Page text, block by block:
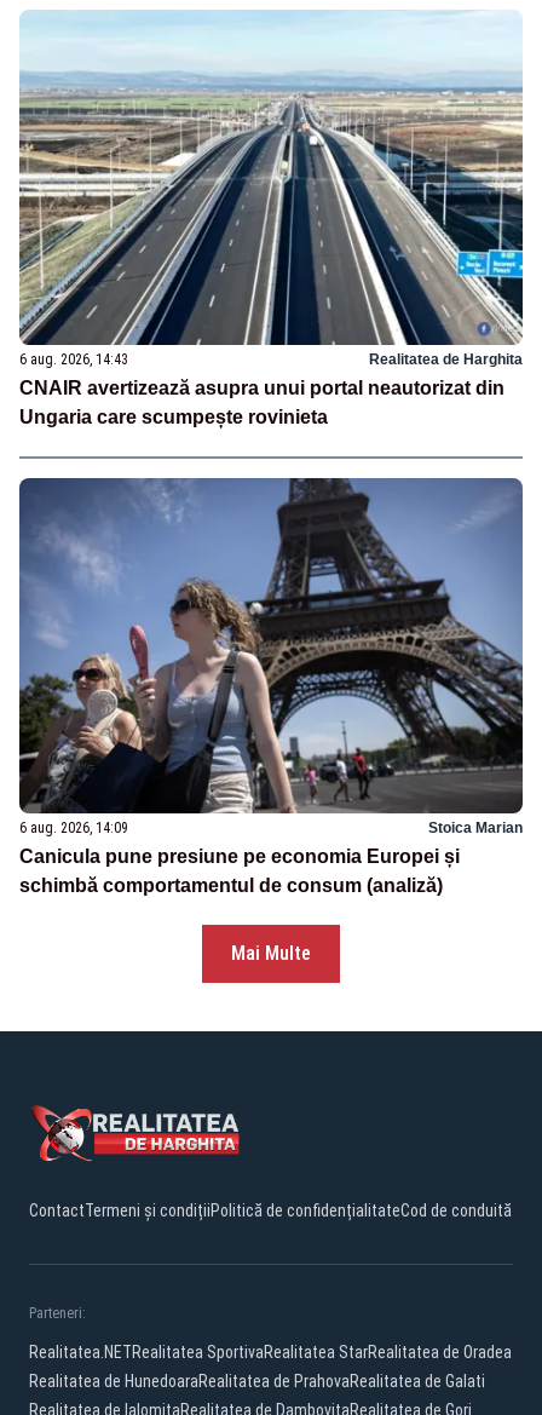
6 aug. 2026, 14:43 Realitatea de Harghita
CNAIR avertizează asupra unui portal neautorizat din
Ungaria care scumpește rovinieta
6 aug. 2026, 14:09 Stoica Marian
Canicula pune presiune pe economia Europei și
schimbă comportamentul de consum (analiză)
Mai Multe
ContactTermeni și condițiiPolitică de confidențialitateCod de conduită
Parteneri:
Realitatea.NETRealitatea SportivaRealitatea StarRealitatea de Oradea
Realitatea de HunedoaraRealitatea de PrahovaRealitatea de Galati
Realitatea de IalomitaRealitatea de DambovitaRealitatea de Gorj